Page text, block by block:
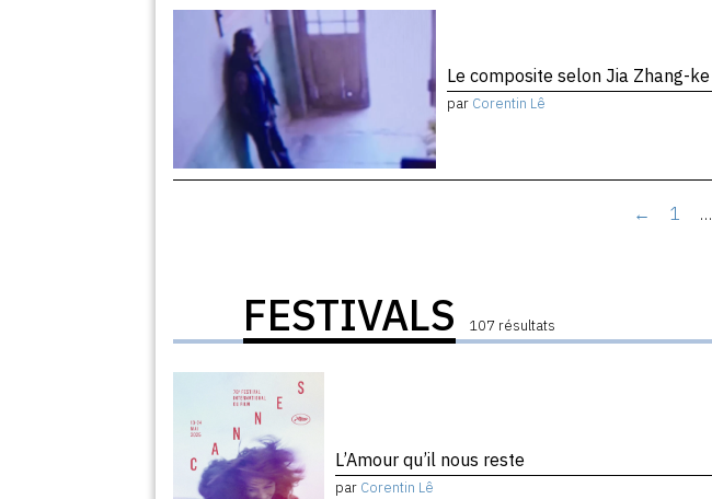
Le composite selon Jia Zhang-ke
par Corentin Lê
← 1 …
FESTIVALS 107 résultats
L’Amour qu’il nous reste
par Corentin Lê